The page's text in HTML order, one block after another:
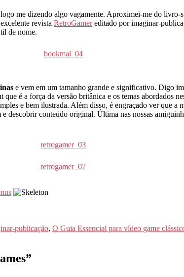
me dizendo algo vagamente. Aproximei-me do livro-
revista RetroGamereditado por imaginar-
de nome.
bookmai_04
e vem em um tamanho grande e significativo. Digo
é a força da versão britânica e os temas abordados
e bem ilustrada. Além disso, é engraçado ver que a
e descobrir conteúdo original. Última nas nossas
retrogamer_03
retrogamer_07
publicação, O Guia Essencial para vídeo game
”